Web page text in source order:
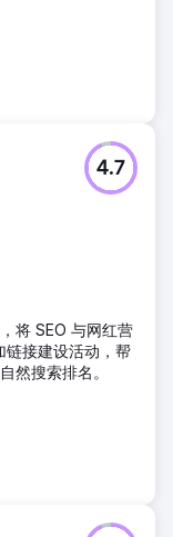
4.7
将 SEO 与网红营
链接建设活动，帮
然搜索排名。